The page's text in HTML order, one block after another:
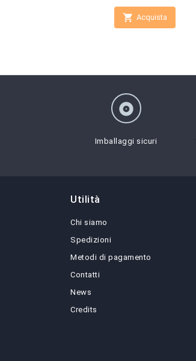
 Acquista
album
Imballaggi sicuri
Utilità
Chi siamo
Spedizioni
Metodi di pagamento
Contatti
News
Credits